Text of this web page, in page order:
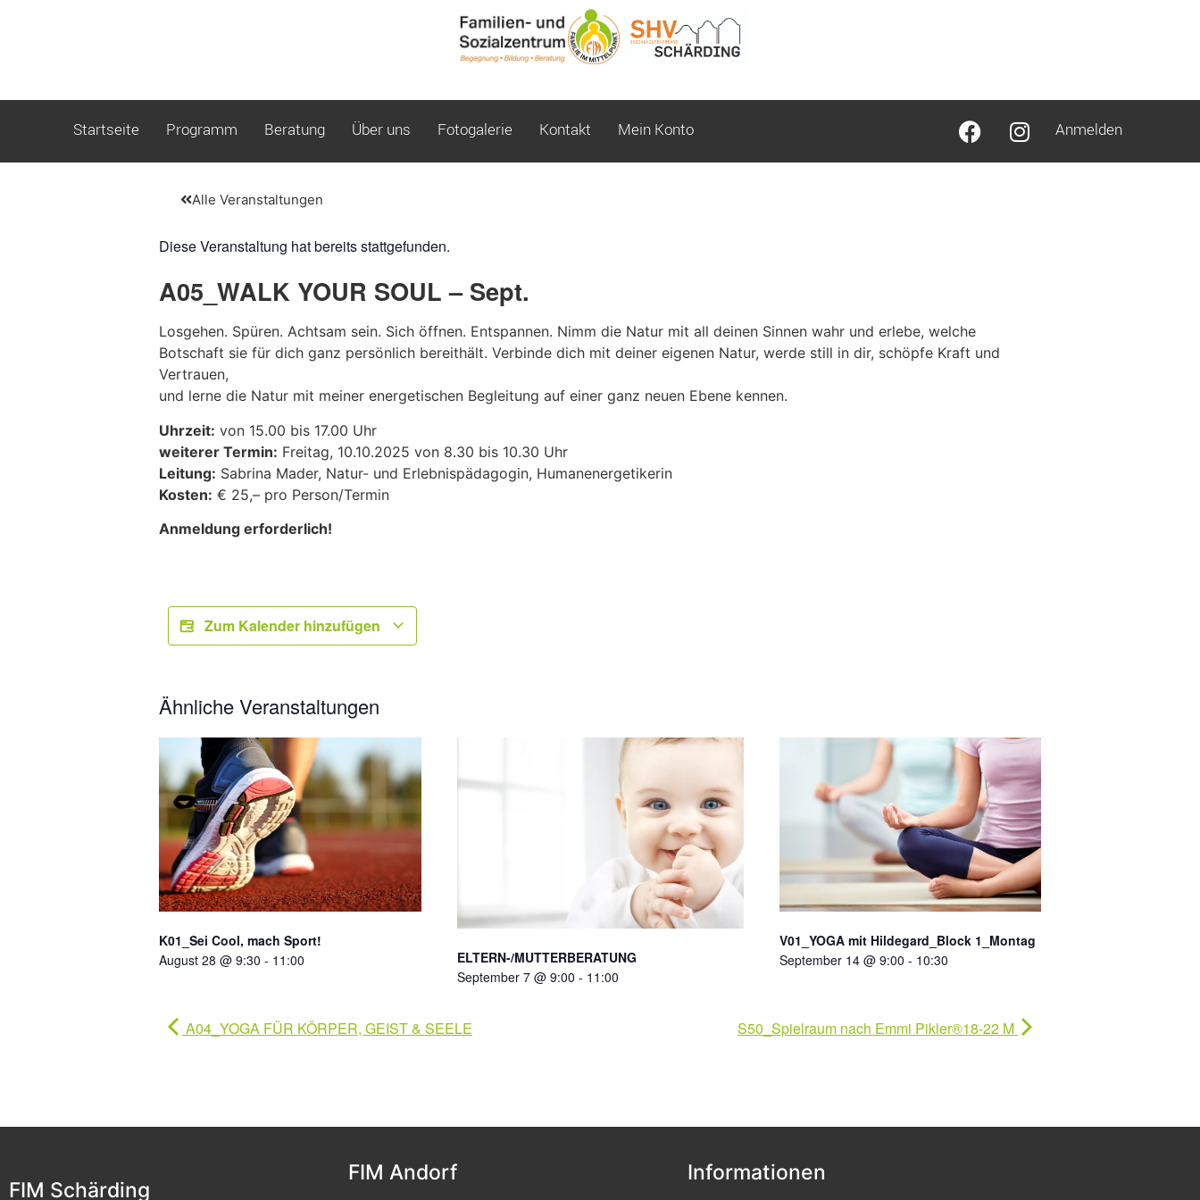
Startseite Programm Beratung Über uns Fotogalerie Kontakt Mein Konto Anmelden
Alle Veranstaltungen
Diese Veranstaltung hat bereits stattgefunden.
A05_WALK YOUR SOUL – Sept.
Losgehen. Spüren. Achtsam sein. Sich öffnen. Entspannen. Nimm die Natur mit all deinen Sinnen wahr und erlebe, welche
Botschaft sie für dich ganz persönlich bereithält. Verbinde dich mit deiner eigenen Natur, werde still in dir, schöpfe Kraft und
Vertrauen,
und lerne die Natur mit meiner energetischen Begleitung auf einer ganz neuen Ebene kennen.
Uhrzeit: von 15.00 bis 17.00 Uhr
weiterer Termin: Freitag, 10.10.2025 von 8.30 bis 10.30 Uhr
Leitung: Sabrina Mader, Natur- und Erlebnispädagogin, Humanenergetikerin
Kosten: € 25,– pro Person/Termin
Anmeldung erforderlich!
Zum Kalender hinzufügen
Ähnliche Veranstaltungen
K01_Sei Cool, mach Sport!
August 28 @ 9:30 - 11:00
ELTERN-/MUTTERBERATUNG
September 7 @ 9:00 - 11:00
V01_YOGA mit Hildegard_Block 1_Montag
September 14 @ 9:00 - 10:30
A04_YOGA FÜR KÖRPER, GEIST & SEELE S50_Spielraum nach Emmi Pikler®18-22 M
FIM Schärding
FIM Andorf Informationen